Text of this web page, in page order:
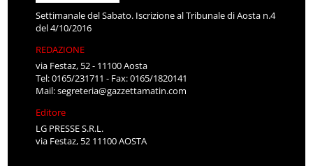
Settimanale del Sabato. Iscrizione al Tribunale di Aosta n.4
del 4/10/2016
REDAZIONE
via Festaz, 52 - 11100 Aosta
Tel: 0165/231711 - Fax: 0165/1820141
Mail:segreteria@gazzettamatin.com
Editore
LG PRESSE S.R.L.
via Festaz, 52 11100 AOSTA